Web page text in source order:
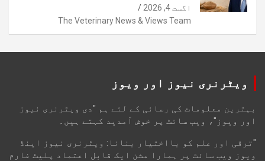
اگست 4, 2026
The Veterinary News & Views Team
ویٹرنری نیوز اور ویوز
بہترین معلومات کی رسائی کے لئے ہم "دی ویٹرنری نیوز
اور ویوز"، ویب سائٹ پر خوش آمدید کہتے ہیں۔
"ترقی اور علم کو بااختیار بنانا: ویٹرنری نیوز اینڈ
ویوز ویب سائٹ پر ہمارا مشن ایک قابل اعتماد پلیٹ فارم